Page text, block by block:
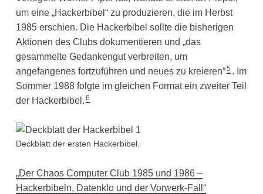
um eine „Hackerbibel“ zu produzieren, die im Herbst
1985 erschien. Die Hackerbibel sollte die bisherigen
Aktionen des Clubs dokumentieren und „das
gesammelte Gedankengut verbreiten, um
angefangenes fortzuführen und neues zu kreieren“5 . Im
Sommer 1988 folgte im gleichen Format ein zweiter Teil
der Hackerbibel. 6
Deckblatt der ersten Hackerbibel.
„Der Chaos Computer Club 1985 und 1986 –
Hackerbibeln, Datenklo und der Vorwerk-Fall“